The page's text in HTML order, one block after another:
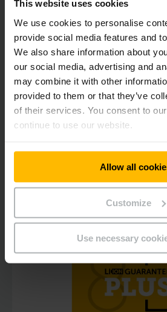
This website uses cookies
We use cookies to personalise
provide social media features and
We also share information about
our social media, advertising and
may combine it with other
provided to them or that they’ve
of their services. You consent to
continue to use our website.
Allow all
Customize
Use necessary
S maximálním zatížením až1,2 tuny
vertikální vychystávací vozíky
zvedací rám usnadňuje vychystávání
i v úzkých uličkách.
POTŘEBUJETE PORADIT?